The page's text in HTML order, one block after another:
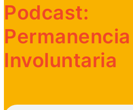
Podcast:
Permanencia
Involuntaria